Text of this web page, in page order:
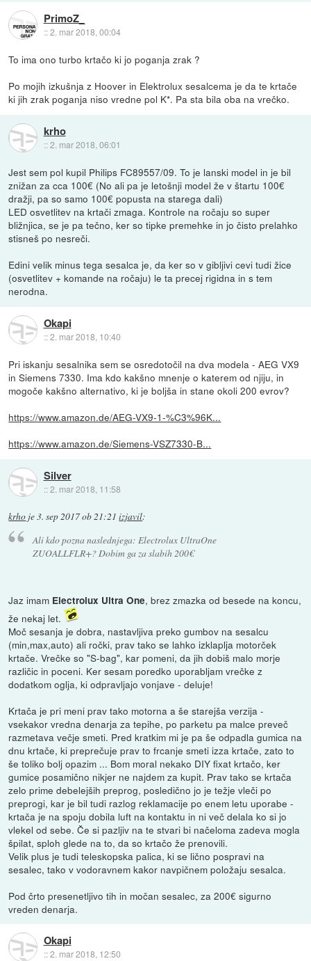
PrimoZ_
::2. mar 2018, 00:04
To ima ono turbo krtačo ki jo poganja zrak ?
Po mojih izkušnja z Hoover in Elektrolux sesalcema je da te krtače
ki jih zrak poganja niso vredne pol K*. Pa sta bila oba na vrečko.
krho
::2. mar 2018, 06:01
Jest sem pol kupil Philips FC89557/09. To je lanski model in je bil
znižan za cca 100€ (No ali pa je letošnji model že v štartu 100€
dražji, pa so samo 100€ popusta na starega dali)
LED osvetlitev na krtači zmaga. Kontrole na ročaju so super
bližnjica, se je pa tečno, ker so tipke premehke in jo čisto prelahko
stisneš po nesreči.
Edini velik minus tega sesalca je, da ker so v gibljivi cevi tudi žice
(osvetlitev + komande na ročaju) le ta precej rigidna in s tem
nerodna.
Okapi
::2. mar 2018, 10:40
Pri iskanju sesalnika sem se osredotočil na dva modela - AEG VX9
in Siemens 7330. Ima kdo kakšno mnenje o katerem od njiju, in
mogoče kakšno alternativo, ki je boljša in stane okoli 200 evrov?
https://www.amazon.de/AEG-VX9-1-%C3%96K...
https://www.amazon.de/Siemens-VSZ7330-B...
Silver
::2. mar 2018, 11:58
krho je3. sep 2017 ob 21:21 izjavil:
Ali kdo pozna naslednjega: Electrolux UltraOne
ZUOALLFLR+? Dobim ga za slabih 200€
Jaz imam Electrolux Ultra One, brez zmazka od besede na koncu,
že nekaj let.
Moč sesanja je dobra, nastavljiva preko gumbov na sesalcu
(min,max,auto) ali ročki, prav tako se lahko izklaplja motorček
krtače. Vrečke so "S-bag", kar pomeni, da jih dobiš malo morje
različic in poceni. Ker sesam poredko uporabljam vrečke z
dodatkom oglja, ki odpravljajo vonjave - deluje!
Krtača je pri meni prav tako motorna a še starejša verzija -
vsekakor vredna denarja za tepihe, po parketu pa malce preveč
razmetava večje smeti. Pred kratkim mi je pa še odpadla gumica na
dnu krtače, ki preprečuje prav to frcanje smeti izza krtače, zato to
še toliko bolj opazim ... Bom moral nekako DIY fixat krtačo, ker
gumice posamično nikjer ne najdem za kupit. Prav tako se krtača
zelo prime debelejših preprog, posledično jo je težje vleči po
preprogi, kar je bil tudi razlog reklamacije po enem letu uporabe -
krtača je na spoju dobila luft na kontaktu in ni več delala ko si jo
vlekel od sebe. Če si pazljiv na te stvari bi načeloma zadeva mogla
špilat, sploh glede na to, da so krtačo že prenovili.
Velik plus je tudi teleskopska palica, ki se lično pospravi na
sesalec, tako v vodoravnem kakor navpičnem položaju sesalca.
Pod črto presenetljivo tih in močan sesalec, za 200€ sigurno
vreden denarja.
Okapi
::2. mar 2018, 12:50